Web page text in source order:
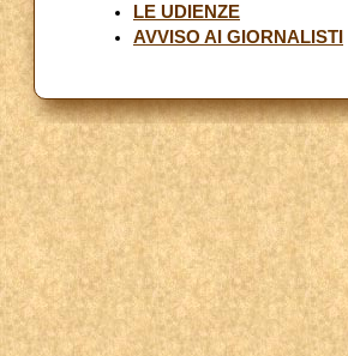
LE UDIENZE
AVVISO AI GIORNALISTI